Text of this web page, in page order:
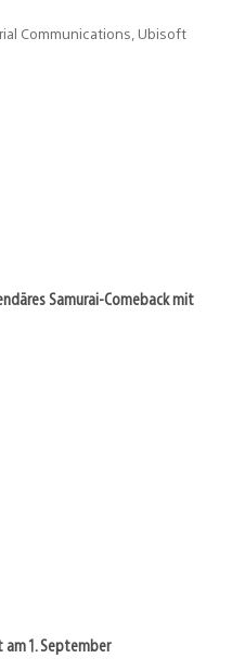
Communications, Ubisoft
Samurai-Comeback mit
am 1. September